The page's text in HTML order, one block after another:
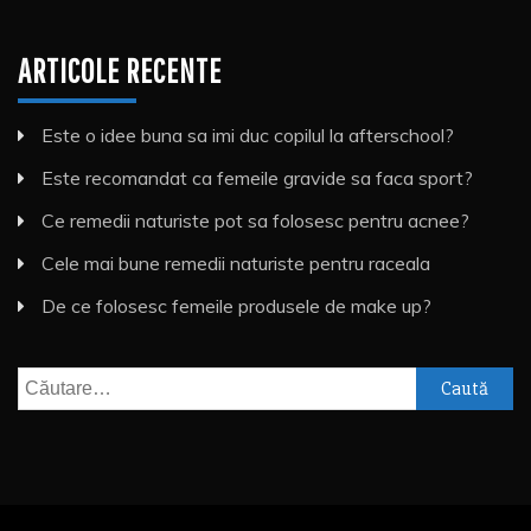
ARTICOLE RECENTE
Este o idee buna sa imi duc copilul la afterschool?
Este recomandat ca femeile gravide sa faca sport?
Ce remedii naturiste pot sa folosesc pentru acnee?
Cele mai bune remedii naturiste pentru raceala
De ce folosesc femeile produsele de make up?
Caută
după: